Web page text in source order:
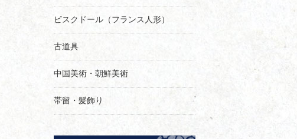
ビスクドール（フランス人形）
古道具
中国美術・朝鮮美術
帯留・髪飾り